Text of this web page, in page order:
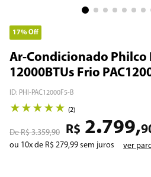
17%Off
Ar-Condicionado Philco
12000BTUs Frio
ID: PHI-PAC12000F5-B
★ ★ ★ ★ ★ (2)
R$ 3.359,90 R$ 2.799,
ou 10x de R$ 279,99 sem juros ver
º lava seca
3º escova secadora
4º air fryer
º aspiradores
7º vertical